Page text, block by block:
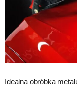
Idealna obróbka